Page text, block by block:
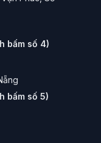
bấm số 4)
bấm số 5)